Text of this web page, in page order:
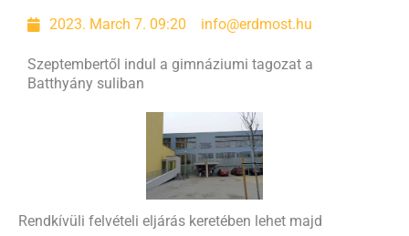
2023. March 7. 09:20 info@erdmost.hu
Szeptembertől indul a gimnáziumi tagozat a
Batthyány suliban
Rendkívüli felvételi eljárás keretében lehet majd